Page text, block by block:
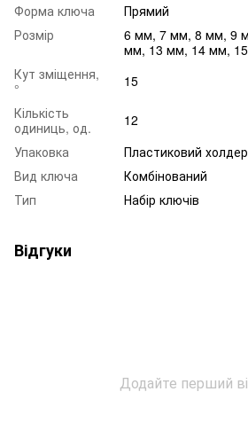
Форма ключа
Прямий
Розмір
6 мм, 7 мм, 8 мм, 9
мм, 13 мм, 14 мм,
Кут зміщення,
°
15
Кількість
одиниць, од.
12
Упаковка
Пластиковий холдер
Вид ключа
Комбінований
Тип
Набір ключів
Відгуки
Додайте перший